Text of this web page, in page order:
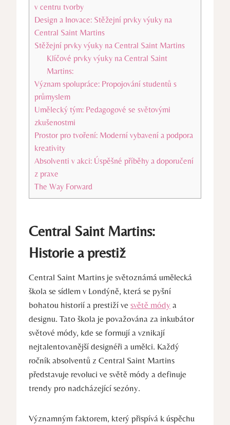
v centru tvorby
Design a Inovace: Stěžejní prvky výuky na
Central Saint Martins
Stěžejní prvky výuky na Central Saint Martins
Klíčové prvky výuky na ⁢Central Saint
Martins:
Význam spolupráce: Propojování studentů s
průmyslem
Umělecký tým: Pedagogové ⁣se světovými
zkušenostmi
Prostor pro tvoření: Moderní vybavení a‍ podpora
kreativity
Absolventi v ‌akci: Úspěšné příběhy a doporučení
z praxe
The Way ⁢Forward
Central Saint Martins:
Historie a prestiž
Central Saint Martins je světoznámá umělecká
škola‍ se ⁢sídlem ⁤v Londýně, která ​se⁤ pyšní
bohatou historií a⁣ prestiží⁤ ve světě módy a
designu. Tato škola je považována za inkubátor
světové módy, kde se formují​ a vznikají
nejtalentovanější designéři a umělci. Každý
ročník absolventů z Central Saint​ Martins
představuje revoluci⁤ ve světě módy a definuje
trendy pro nadcházející sezóny.
Významným faktorem, který přispívá k úspěchu